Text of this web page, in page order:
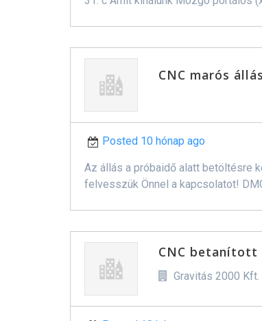
CNC marós
Posted 10 hónap ago
Az állás a próbaidő alatt betöltésre
felvesszük Önnel a kapcsolatot!
CNC betanított
Gravitás 2000 Kft.